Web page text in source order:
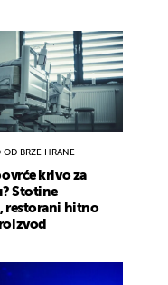
OD BRZE HRANE
krivo za
Stotine
restorani hitno